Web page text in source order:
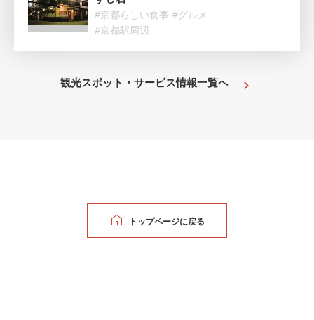
#京都らしい食事 #グルメ
#京都駅周辺
観光スポット・サービス情報一覧へ
トップページに戻る